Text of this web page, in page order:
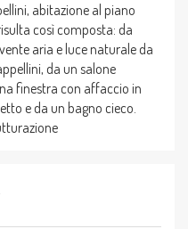
abitazione al piano
così composta: da
aria e luce naturale da
da un salone
finestra con affaccio in
e da un bagno cieco.